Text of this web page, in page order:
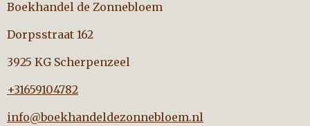
Boekhandel de Zonnebloem
Dorpsstraat 162
3925 KG Scherpenzeel
+31659104782
info@boekhandeldezonnebloem.nl